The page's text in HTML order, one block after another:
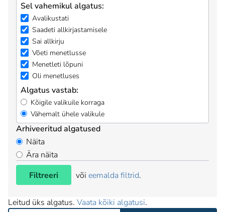
Sel vahemikul algatus:
Avalikustati
Saadeti allkirjastamisele
Sai allkirju
Võeti menetlusse
Menetleti lõpuni
Oli menetluses
Algatus vastab:
Kõigile valikuile korraga
Vähemalt ühele valikule
Arhiveeritud algatused
Näita
Ära näita
Filtreeri
või eemalda filtrid.
Leitud üks algatus. Vaata kõiki algatusi.